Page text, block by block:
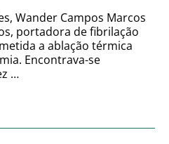
Wander Campos Marcos
portadora de fibrilação
a ablação térmica
Encontrava-se
…